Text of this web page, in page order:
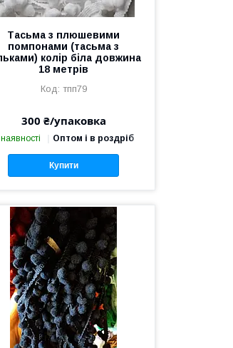
Тасьма з плюшевими
помпонами (тасьма з
колір біла довжина
18 метрів
тпп79
300 ₴/упаковка
Оптом і в роздріб
Купити